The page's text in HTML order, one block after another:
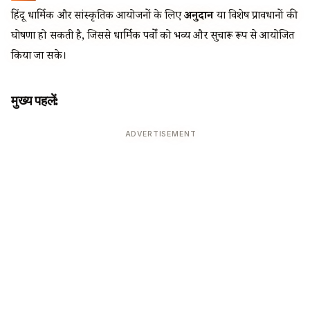
हिंदू धार्मिक और सांस्कृतिक आयोजनों के लिएअनुदानया विशेष प्रावधानों की
घोषणा हो सकती है, जिससे धार्मिक पर्वों को भव्य और सुचारू रूप से आयोजित
किया जा सके।
मुख्य पहलें:
ADVERTISEMENT